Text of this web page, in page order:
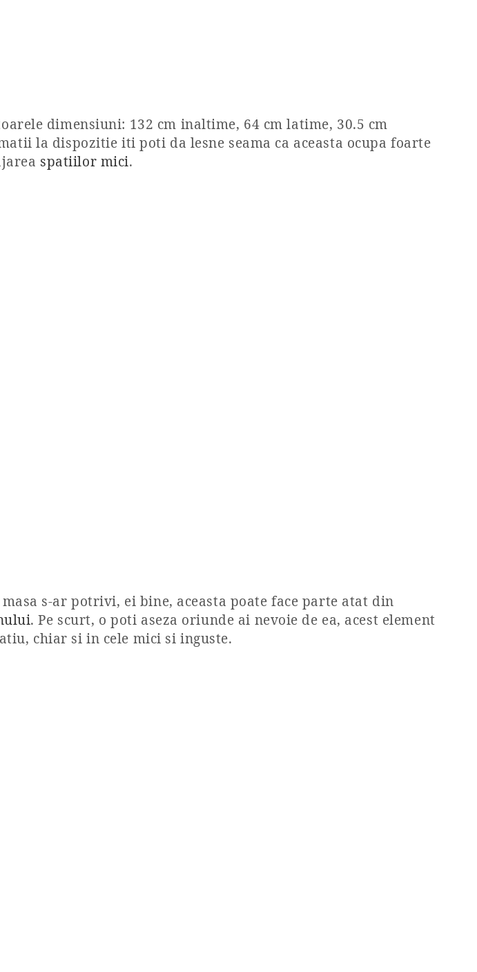
dimensiuni: 132 cm inaltime, 64 cm latime, 30.5 cm
la dispozitie iti poti da lesne seama ca aceasta ocupa foarte
spatiilor mici.
s-ar potrivi, ei bine, aceasta poate face parte atat din
. Pe scurt, o poti aseza oriunde ai nevoie de ea, acest element
chiar si in cele mici si inguste.